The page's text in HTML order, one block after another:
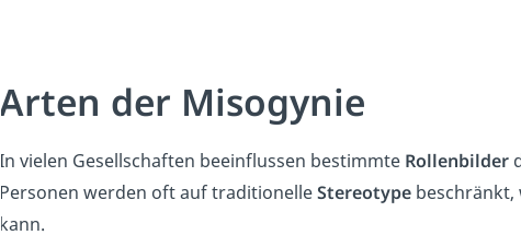
Arten der Misogynie
In vielen Gesellschaften beeinflussen bestimmte Rollenbilder
Personen werden oft auf traditionelleStereotype beschränkt,
kann.